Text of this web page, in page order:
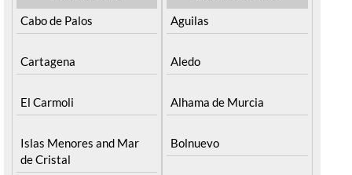
Cabo de Palos
Cartagena
El Carmoli
Islas Menores and Mar
de Cristal
Aguilas
Aledo
Alhama de Murcia
Bolnuevo